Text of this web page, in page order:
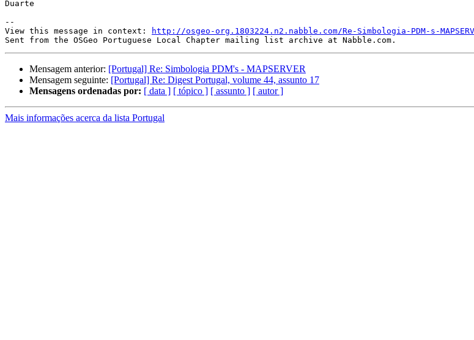
Duarte
--
View this message in context:
http://osgeo-org.1803224.n2.nabble.com/Re-Simbologia-PDM-s-
Mensagem anterior: [Portugal] Re: Simbologia PDM's - MAPSERVER
Mensagem seguinte: [Portugal] Re: Digest Portugal, volume 44, assunto 17
Mensagens ordenadas por: [ data ] [ tópico ] [ assunto ] [ autor ]
Mais informações acerca da lista Portugal